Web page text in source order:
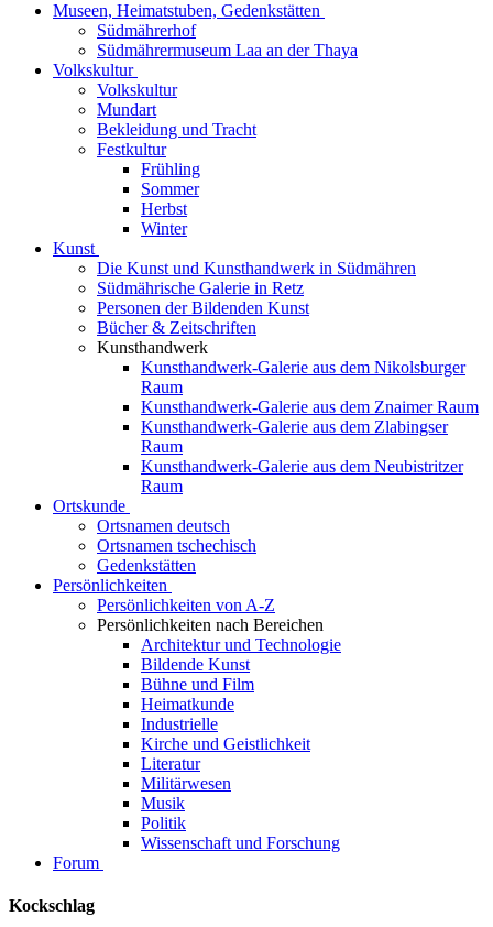
Museen, Heimatstuben, Gedenkstätten
Südmährerhof
Südmährermuseum Laa an der Thaya
Volkskultur
Volkskultur
Mundart
Bekleidung und Tracht
Festkultur
Frühling
Sommer
Herbst
Winter
Kunst
Die Kunst und Kunsthandwerk in Südmähren
Südmährische Galerie in Retz
Personen der Bildenden Kunst
Bücher & Zeitschriften
Kunsthandwerk
Kunsthandwerk-Galerie aus dem Nikolsburger
Raum
Kunsthandwerk-Galerie aus dem Znaimer Raum
Kunsthandwerk-Galerie aus dem Zlabingser
Raum
Kunsthandwerk-Galerie aus dem Neubistritzer
Raum
Ortskunde
Ortsnamen deutsch
Ortsnamen tschechisch
Gedenkstätten
Persönlichkeiten
Persönlichkeiten von A-Z
Persönlichkeiten nach Bereichen
Architektur und Technologie
Bildende Kunst
Bühne und Film
Heimatkunde
Industrielle
Kirche und Geistlichkeit
Literatur
Militärwesen
Musik
Politik
Wissenschaft und Forschung
Forum
Kockschlag